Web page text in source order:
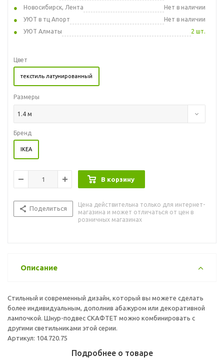
Новосибирск, Лента
Нет в наличии
УЮТ в тц Апорт
Нет в наличии
УЮТ Алматы
2 шт.
Цвет
текстиль латунированный
Размеры
1.4 м
Бренд
IKEA
В корзину
Поделиться
Цена действительна только для интернет-
магазина и может отличаться от цен в
розничных магазинах
Описание
Стильный и современный дизайн, который вы можете сделать
более индивидуальным, дополнив абажуром или декоративной
лампочкой. Шнур-подвес СКАФТЕТ можно комбинировать с
другими светильниками этой серии.
Артикул: 104.720.75
Подробнее о товаре